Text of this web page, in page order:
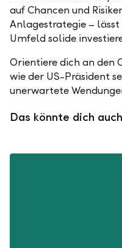
auf Chancen und
Anlagestrategie – lässt
Umfeld solide
Orientiere dich an den
wie der US-Präsident
unerwartete
Das könnte dich